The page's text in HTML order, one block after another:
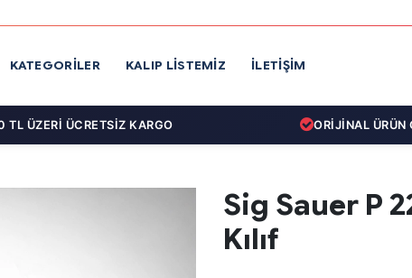
KATEGORILER KALIP LISTEMIZ İLETIŞIM
ÜZERİ ÜCRETSİZ KARGO ORİJİNAL ÜRÜN
Sig Sauer P
Kılıf